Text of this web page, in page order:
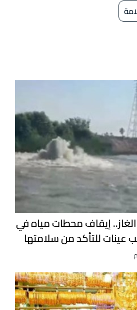
إيقاف محطات مياه في
عينات للتأكد من سلامتها